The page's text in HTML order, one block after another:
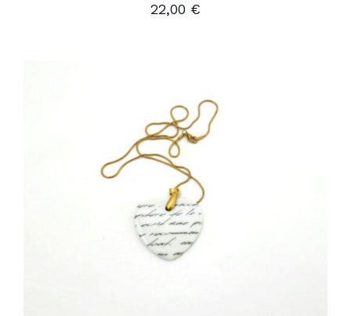
22,00 €
AJOUTER AU PANIER